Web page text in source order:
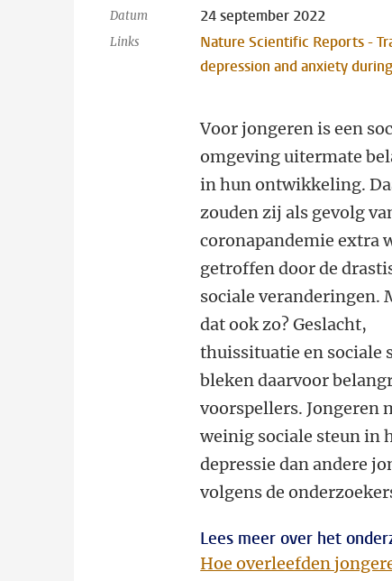
Datum 24 september 2022
Links
Nature Scientific Reports -
depression and anxiety
Voor jongeren is een
omgeving uitermate
in hun ontwikkeling.
zouden zij als gevolg
coronapandemie extra
getroffen door de
sociale veranderingen.
dat ook zo? Geslacht,
thuissituatie en sociale
bleken daarvoor
voorspellers. Jongeren
weinig sociale steun in
depressie dan andere
volgens de
Lees meer over het
Hoe overleefden